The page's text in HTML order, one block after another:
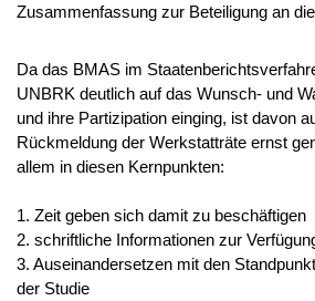
Zusammenfassung zur Beteiligung an
Da das BMAS im
UNBRK deutlich auf das Wunsch- und
und ihre Partizipation einging, ist davon
Rückmeldung der Werkstatträte ernst
allem in diesen Kernpunkten:
1. Zeit geben sich damit zu beschäftigen
2. schriftliche Informationen zur
3. Auseinandersetzen mit den
der Studie